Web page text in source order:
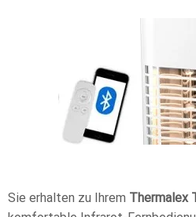
Sie erhalten zu Ihrem Thermalex